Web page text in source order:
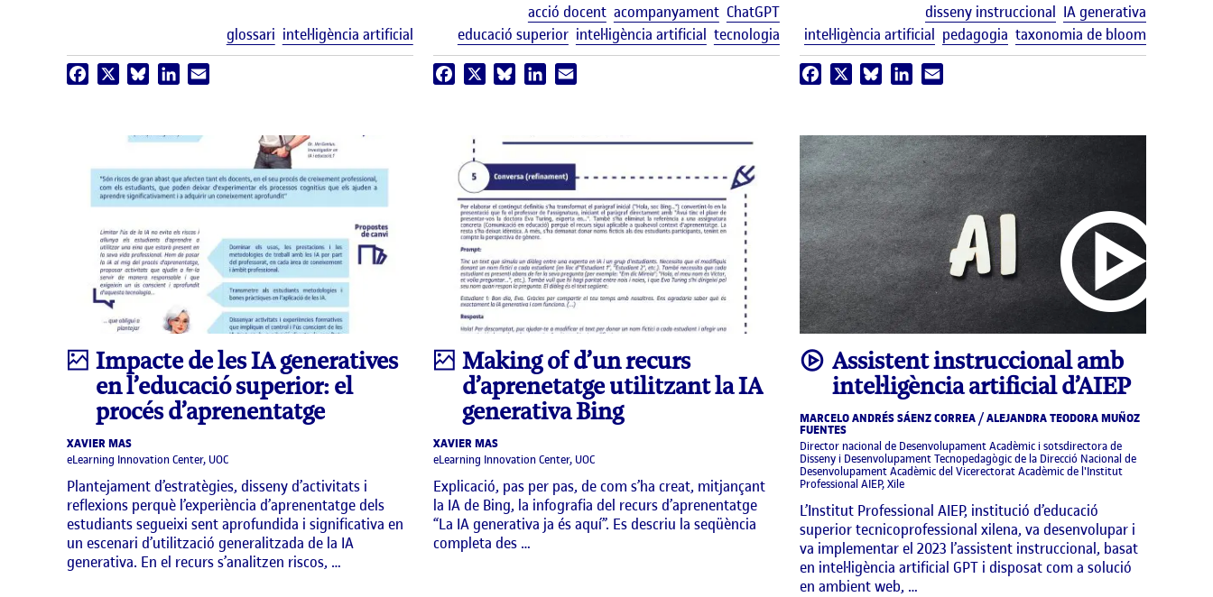
Etiquetes
glossari intel·ligència artificial
Facebook BlueskyLinkedIn
Etiquetes
acció docent acompanyament ChatGPT
educació superior intel·ligència artificial tecnologia
Facebook Bluesky LinkedIn
disseny instruccional IA generativa
intel·ligència artificial pedagogia taxonomia de bloom
Facebook Bluesky LinkedIn
Infografia
Impacte de les IA generatives
en l’educació superior: el
procés d’aprenentatge
XAVIER MAS
eLearning Innovation Center, UOC
Plantejament d’estratègies, disseny d’activitats i
reflexions perquè l’experiència d’aprenentatge dels
estudiants segueixi sent aprofundida i significativa en
un escenari d’utilització generalitzada de la IA
generativa. En el recurs s’analitzen riscos, …
Infografia
Making of d’un recurs
d’aprenetatge utilitzant la IA
generativa Bing
XAVIER MAS
eLearning Innovation Center, UOC
Explicació, pas per pas, de com s’ha creat, mitjançant
la IA de Bing, la infografia del recurs d’aprenentatge
“La IA generativa ja és aquí”. Es descriu la seqüència
completa des …
videoAssistent instruccional amb
intel·ligència artificial d’AIEP
MARCELO ANDRÉS SÁENZ CORREA / ALEJANDRA TEODORA MUÑOZ
FUENTES
Director nacional de Desenvolupament Acadèmic i sotsdirectora de
Disseny i Desenvolupament Tecnopedagògic de la Direcció Nacional de
Desenvolupament Acadèmic del Vicerectorat Acadèmic de l'Institut
Professional AIEP, Xile
L’Institut Professional AIEP, institució d’educació
superior tecnicoprofessional xilena, va desenvolupar i
va implementar el 2023 l’assistent instruccional, basat
en intel·ligència artificial GPT i disposat com a solució
en ambient web, …